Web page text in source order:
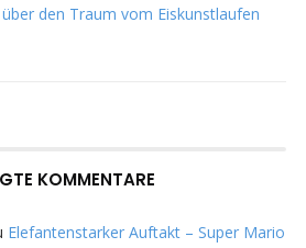
den Traum vom Eiskunstlaufen
KOMMENTARE
Elefantenstarker Auftakt – Super Mario